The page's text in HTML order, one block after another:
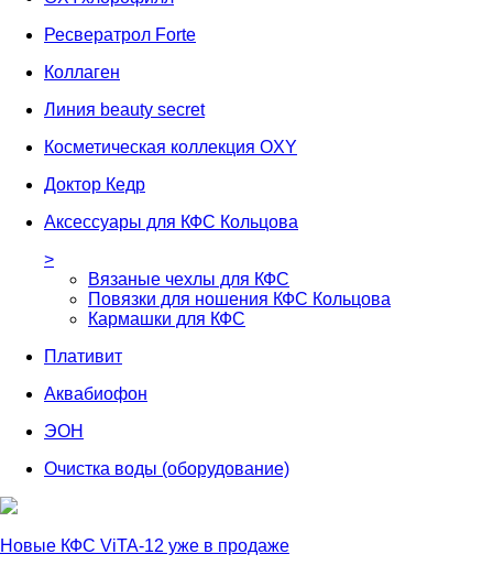
Ресвератрол Forte
Коллаген
Линия beauty secret
Косметическая коллекция OXY
Доктор Кедр
Аксессуары для КФС Кольцова
>
Вязаные чехлы для КФС
Повязки для ношения КФС Кольцова
Кармашки для КФС
Плативит
Аквабиофон
ЭОН
Очистка воды (оборудование)
Новые КФС ViTA-12 уже в продаже